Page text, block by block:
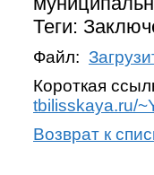
Теги:
Файл:
Короткая
tbilisskaya.ru/
Возврат к